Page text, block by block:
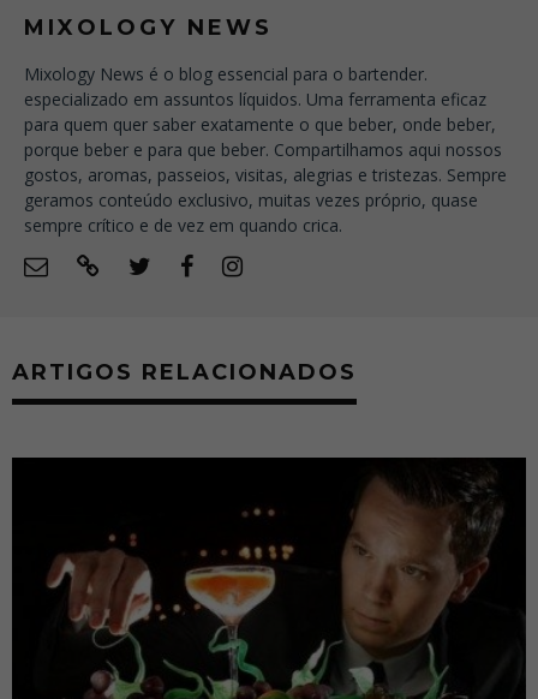
MIXOLOGY NEWS
Mixology News é o blog essencial para o bartender.
especializado em assuntos líquidos. Uma ferramenta eficaz
para quem quer saber exatamente o que beber, onde beber,
porque beber e para que beber. Compartilhamos aqui nossos
gostos, aromas, passeios, visitas, alegrias e tristezas. Sempre
geramos conteúdo exclusivo, muitas vezes próprio, quase
sempre crítico e de vez em quando crica.
ARTIGOS RELACIONADOS